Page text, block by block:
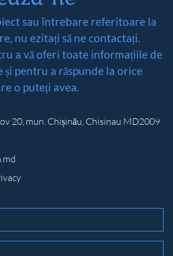
sau întrebare referitoare la
nu ezitați să ne contactați.
a vă oferi toate informațiile de
și pentru a răspunde la orice
o puteți avea.
20, mun. Chișinău, Chisinau MD2009